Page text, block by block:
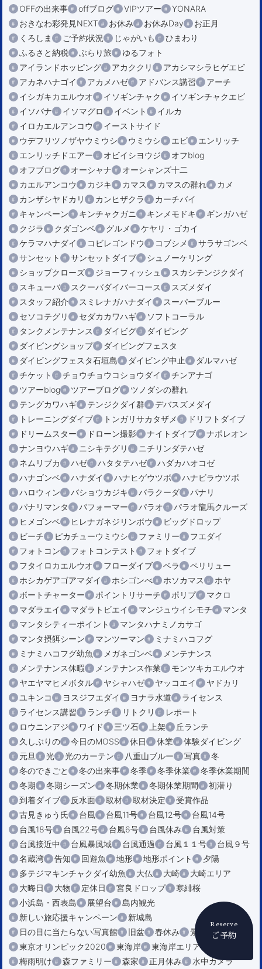
Reserve
ご予約
OFFの出来事
offブログ VIPツアー
YONARA
おきなわ彩発見NEXT
お休み お休みDay
お正月
くろしま
ご予約状況 じゃがいも
ひまわり
ふるさと納税
ぶらり旅
ゆるフォト
アイランドホッピング
アカククリ
アカシマシラヒゲエビ
アカネハナゴイ
アカメハゼ アドバンス講習
アーチ
イシガキカエルウオ
イソギンチャク
イソギンチャクエビ
イソバナ
イソマグロ イベント
イルカ
イロカエルアンコウ
イーストサイド
ウデフリツノザヤウミウシ
ウミウシ エビ
エンリッチ
エンリッチドエアー
オビイシヨウジ
オフblog
オフブログ
オーシャナ
オーシャンズ十二
カエルアンコウ
カジキ カマス カマスの群れ
カメ
カンザシヤドカリ
カンヒザクラ
カーチバイ
キャンペーン
キンチャクガニ キンメモドキ
ギンガハゼ
クジラ
クダゴンベ グルメ
ケヤリ・ゴカイ
ケラマハナダイ
コビレゴンドウ コブシメ
サラサゴンベ
サンセット
サンセットダイブ
シュノーケリング
ショップクローズ
ジョーフィッシュ
スカシテンジクダイ
スキューバ
スクーバダイバーコース
スズメダイ
スタッフ紹介
スミレナガハナダイ
スーパーブルー
セソコテグリ
セダカカワハギ
ソフトコーラル
タンクメンテナンス
ダイビグ
ダイビング
ダイビングショップ
ダイビングフェスタ
ダイビングフェスタ石垣島
ダイビング中止
ダルマハゼ
チケット
チョウチョウコショウダイ
チンアナゴ
ツアーblog
ツアーブログ
ツノダシの群れ
テングカワハギ
テンジクダイ群
デバスズメダイ
トレーニングダイブ
トンガリサカタザメ
ドリフトダイブ
ドリームスター
ドローン撮影 ナイトダイブ
ナポレオン
ナンヨウハギ
ニシキテグリ
ニチリンダテハゼ
ネムリブカ
ハゼ ハタタテハゼ
ハダカハオコゼ
ハナゴンベ
ハナダイ ハナヒゲウツボ
ハナビラウツボ
ハロウィン
バショウカジキ バラクーダ
パナリ
パナリマンタ
パフォーマー パラオ
パラオ龍馬クルーズ
ヒメゴンベ
ヒレナガネジリンボウ
ビッグドロップ
ビーチ
ピカチューウミウシ ファミリー
フエダイ
フォトコン
フォトコンテスト
フォトダイブ
フタイロカエルウオ
フローダイブ ベラ
ペリリュー
ホシカゲアゴアマダイ
ホシゴンべ ホソカマス
ホヤ
ボートチャーター
ポイントリサーチ ポリプ
マクロ
マダラエイ
マダラトビエイ マンジュウイシモチ
マンタ
マンタシティーポイント
マンタハナミノカサゴ
マンタ摂餌シーン
マンツーマン
ミナミハコフグ
ミナミハコフグ幼魚
メガネゴンベ
メンテナンス
メンテナンス休暇
メンテナンス作業
モンツキカエルウオ
ヤエヤマヒメボタル
ヤシャハゼ ヤッコエイ
ヤドカリ
ユキンコ
ヨスジフエダイ ヨナラ水道
ライセンス
ライセンス講習
ランチ リトクリ
レポート
ロウニンアジ
ワイド 三ツ石 上架
丘ランチ
久しぶりの
今日のMOSS 休日 休業
体験ダイビング
元旦
光 光のカーテン 八重山ブルー 写真
冬
冬のできごと
冬の出来事 冬季 冬季休業
冬季休業期間
冬期
冬期シーズン 冬期休業 冬期休業期間
初潜り
到着ダイブ
反水面 取材 取材決定
受賞作品
古見きゅう氏
台風 台風11号 台風12号
台風14号
台風18号
台風22号 台風6号 台風休み
台風対策
台風接近中
台風暴風域 台風通過 台風１１号
台風９号
名蔵湾
告知 回遊魚 地形 地形ポイント
夕陽
多テジマキンチャクダイ幼魚
大仏 大崎
大崎エリア
大晦日
大物 定休日 宮良ドロップ
寒緋桜
小浜島・西表島
展望台
島内観光
新しい旅応援キャンペーン
新城島
日の目に当たらない写真館
旧盆 春休み 景色
景観
東京オリンピック2020
東海岸 東海岸エリア
梅雨明け
森ファミリー 森家 正月休み 水中カメラ